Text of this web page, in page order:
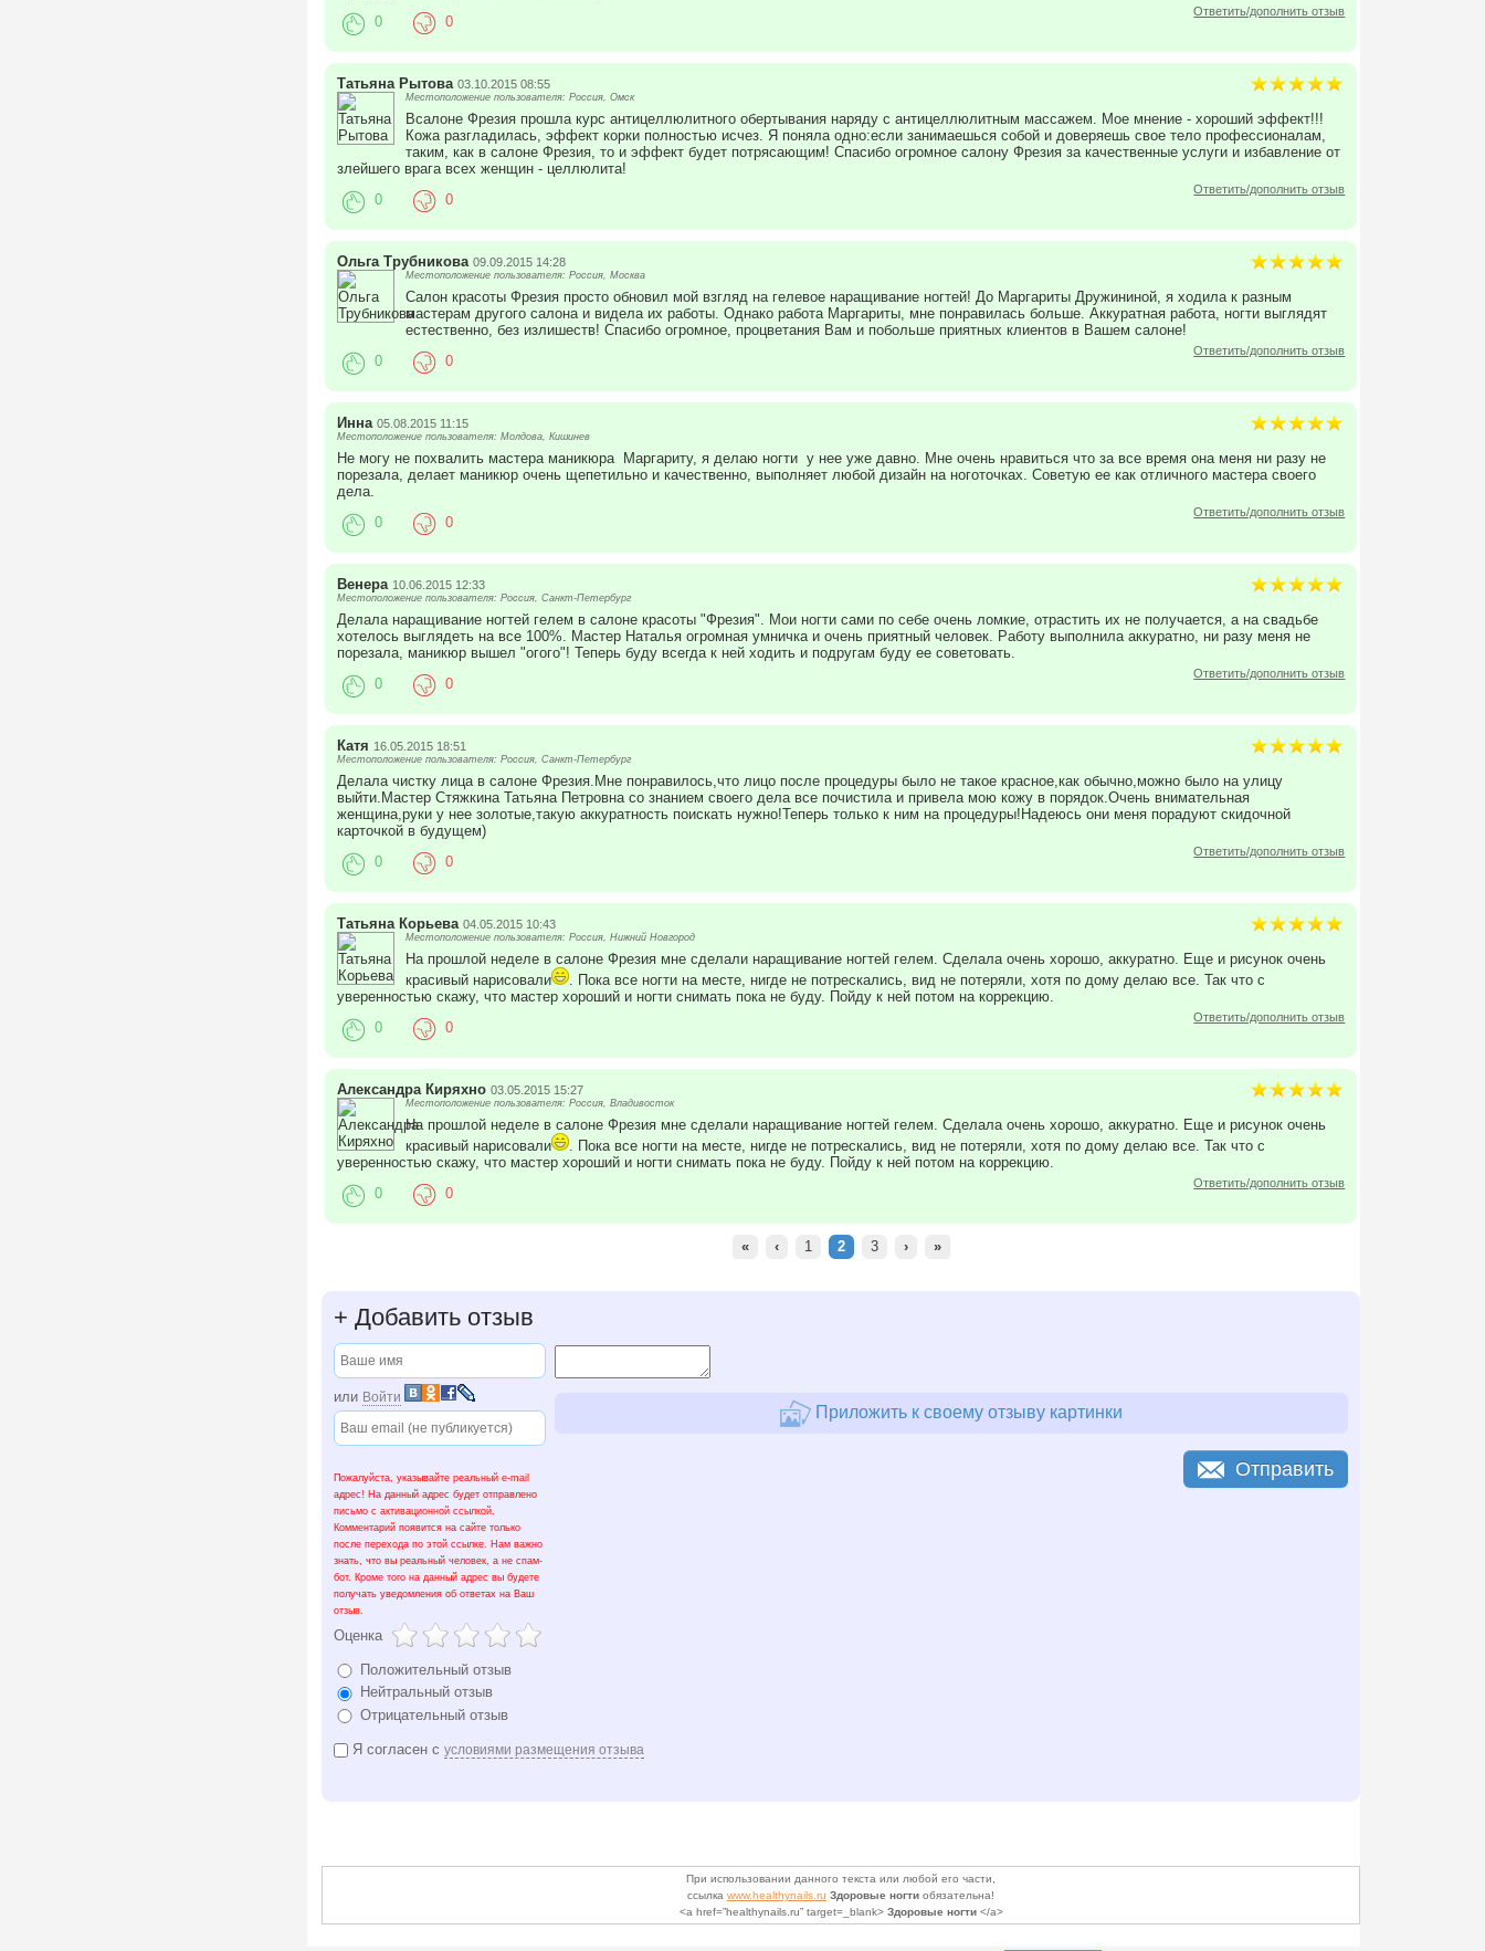
Ответить/дополнить отзыв
0 0
Татьяна Рытова 03.10.2015 08:55
Местоположение пользователя: Россия, Омск
Всалоне Фрезия прошла курс антицеллюлитного обертывания наряду с антицеллюлитным массажем. Мое мнение - хороший эффект!!!
Кожа разгладилась, эффект корки полностью исчез. Я поняла одно:если занимаешься собой и доверяешь свое тело профессионалам,
таким, как в салоне Фрезия, то и эффект будет потрясающим! Спасибо огромное салону Фрезия за качественные услуги и избавление от
злейшего врага всех женщин - целлюлита!
Ответить/дополнить отзыв
0 0
Ольга Трубникова 09.09.2015 14:28
Местоположение пользователя: Россия, Москва
Салон красоты Фрезия просто обновил мой взгляд на гелевое наращивание ногтей! До Маргариты Дружининой, я ходила к разным
мастерам другого салона и видела их работы. Однако работа Маргариты, мне понравилась больше. Аккуратная работа, ногти выглядят
естественно, без излишеств! Спасибо огромное, процветания Вам и побольше приятных клиентов в Вашем салоне!
Ответить/дополнить отзыв
0 0
Инна 05.08.2015 11:15
Местоположение пользователя: Молдова, Кишинев
Не могу не похвалить мастера маникюра Маргариту, я делаю ногти у нее уже давно. Мне очень нравиться что за все время она меня ни разу не
порезала, делает маникюр очень щепетильно и качественно, выполняет любой дизайн на ноготочках. Советую ее как отличного мастера своего
дела.
Ответить/дополнить отзыв
0 0
Венера 10.06.2015 12:33
Местоположение пользователя: Россия, Санкт-Петербург
Делала наращивание ногтей гелем в салоне красоты "Фрезия". Мои ногти сами по себе очень ломкие, отрастить их не получается, а на свадьбе
хотелось выглядеть на все 100%. Мастер Наталья огромная умничка и очень приятный человек. Работу выполнила аккуратно, ни разу меня не
порезала, маникюр вышел "огого"! Теперь буду всегда к ней ходить и подругам буду ее советовать.
Ответить/дополнить отзыв
0 0
Катя 16.05.2015 18:51
Местоположение пользователя: Россия, Санкт-Петербург
Делала чистку лица в салоне Фрезия.Мне понравилось,что лицо после процедуры было не такое красное,как обычно,можно было на улицу
выйти.Мастер Стяжкина Татьяна Петровна со знанием своего дела все почистила и привела мою кожу в порядок.Очень внимательная
женщина,руки у нее золотые,такую аккуратность поискать нужно!Теперь только к ним на процедуры!Надеюсь они меня порадуют скидочной
карточкой в будущем)
Ответить/дополнить отзыв
0 0
Татьяна Корьева 04.05.2015 10:43
Местоположение пользователя: Россия, Нижний Новгород
На прошлой неделе в салоне Фрезия мне сделали наращивание ногтей гелем. Сделала очень хорошо, аккуратно. Еще и рисунок очень
красивый нарисовали
. Пока все ногти на месте, нигде не потрескались, вид не потеряли, хотя по дому делаю все. Так что с
уверенностью скажу, что мастер хороший и ногти снимать пока не буду. Пойду к ней потом на коррекцию.
Ответить/дополнить отзыв
0 0
Александра Киряхно 03.05.2015 15:27
Местоположение пользователя: Россия, Владивосток
На прошлой неделе в салоне Фрезия мне сделали наращивание ногтей гелем. Сделала очень хорошо, аккуратно. Еще и рисунок очень
красивый нарисовали
. Пока все ногти на месте, нигде не потрескались, вид не потеряли, хотя по дому делаю все. Так что с
уверенностью скажу, что мастер хороший и ногти снимать пока не буду. Пойду к ней потом на коррекцию.
Ответить/дополнить отзыв
0 0
« ‹ 1 2 3 › »
+ Добавить отзыв
или Войти
Пожалуйста, указывайте реальный e-mail
адрес! На данный адрес будет отправлено
письмо с активационной ссылкой.
Комментарий появится на сайте только
после перехода по этой ссылке. Нам важно
знать, что вы реальный человек, а не спам-
бот. Кроме того на данный адрес вы будете
получать уведомления об ответах на Ваш
отзыв.
Оценка
Положительный отзыв
Нейтральный отзыв
Отрицательный отзыв
Приложить к своему отзыву картинки
Я согласен с условиями размещения отзыва
Отправить
При использовании данного текста или любой его части,
ссылка www.healthynails.ru Здоровые ногти обязательна!
<a href=”healthynails.ru” target=_blank> Здоровые ногти</a>